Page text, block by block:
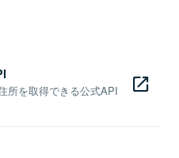
所を取得できる公式API